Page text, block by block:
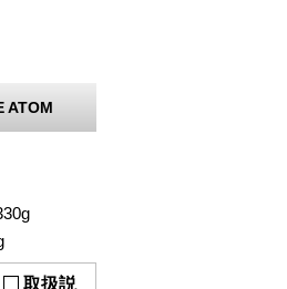
ATOM
取扱説